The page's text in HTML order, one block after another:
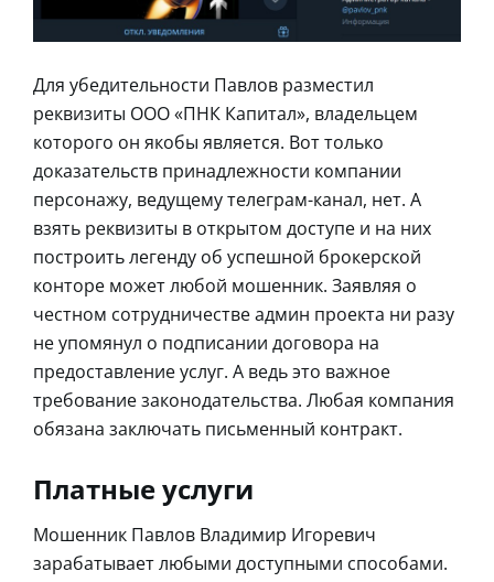
Для убедительности Павлов разместил
реквизиты ООО «ПНК Капитал», владельцем
которого он якобы является. Вот только
доказательств принадлежности компании
персонажу, ведущему телеграм-канал, нет. А
взять реквизиты в открытом доступе и на них
построить легенду об успешной брокерской
конторе может любой мошенник. Заявляя о
честном сотрудничестве админ проекта ни разу
не упомянул о подписании договора на
предоставление услуг. А ведь это важное
требование законодательства. Любая компания
обязана заключать письменный контракт.
Платные услуги
Мошенник Павлов Владимир Игоревич
зарабатывает любыми доступными способами.